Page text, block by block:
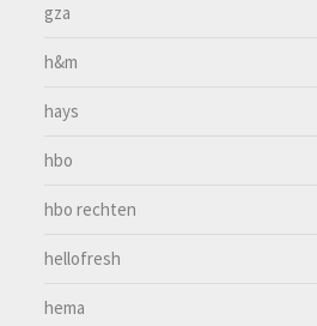
gza
h&m
hays
hbo
hbo rechten
hellofresh
hema